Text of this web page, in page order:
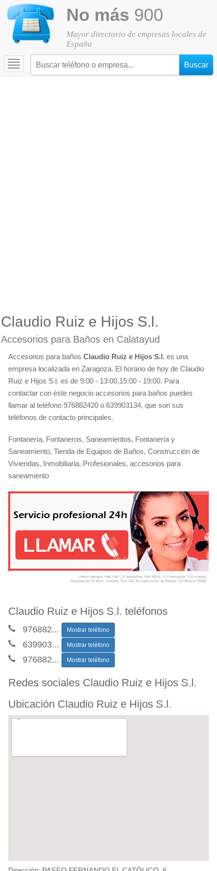
No más 900
Mayor directorio de empresas locales de
España
Toggle
navigation
Claudio Ruiz e Hijos S.l.
Accesorios para Baños en Calatayud
Accesorios para baños Claudio Ruiz e Hijos S.l. es una
empresa localizada en Zaragoza. El horario de hoy de Claudio
Ruiz e Hijos S.l. es de 9:00 - 13:00,15:00 - 19:00. Para
contactar con éste negocio accesorios para baños puedes
llamar al teléfono 976882420 o 639903134, que son sus
teléfonos de contacto principales.
Fontanería, Fontaneros, Saneamientos, Fontanería y
Saneamiento, Tienda de Equipos de Baños, Construcción de
Viviendas, Inmobiliaria, Profesionales, accesorios para
saneamiento
Claudio Ruiz e Hijos S.l. teléfonos
976882... Mostrar teléfono
639903... Mostrar teléfono
976882... Mostrar teléfono
Redes sociales Claudio Ruiz e Hijos S.l.
Ubicación Claudio Ruiz e Hijos S.l.